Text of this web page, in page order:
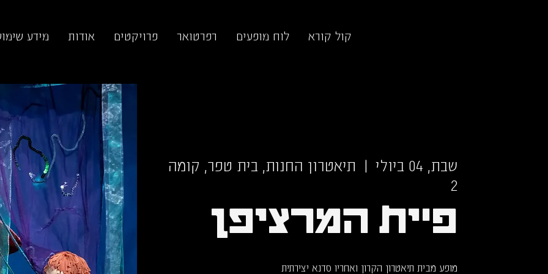
קול קורא לוח מופעים רפרטואר פרויקטים אודות מידע
שבת, 04 ביולי
  |
תיאטרון החנות, בית טפר, קומה
2
פיית המרציפן
מופע מבית תיאטרון הקרון ואחריו סדנא יצירתית